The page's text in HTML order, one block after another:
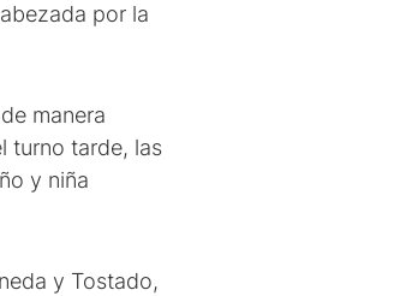
por la
manera
turno tarde, las
y niña
y Tostado,